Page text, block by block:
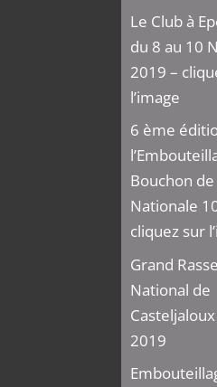
Le Club à
du 8 au 10
2019 –
l’image
6 ème
Bouchon
Nationale
cliquez sur
Grand
National de
2019